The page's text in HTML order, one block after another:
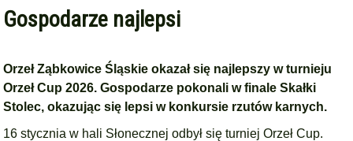
Gospodarze najlepsi
Orzeł Ząbkowice Śląskie okazał się najlepszy w turnieju
Orzeł Cup 2026. Gospodarze pokonali w finale Skałki
Stolec, okazując się lepsi w konkursie rzutów karnych.
16 stycznia w hali Słonecznej odbył się turniej Orzeł Cup.